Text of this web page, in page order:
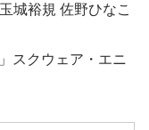
城裕規 佐野ひなこ
スクウェア・エニ